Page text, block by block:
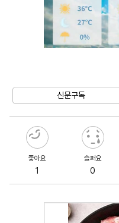
신문구독
좋아요
1
슬퍼요
0